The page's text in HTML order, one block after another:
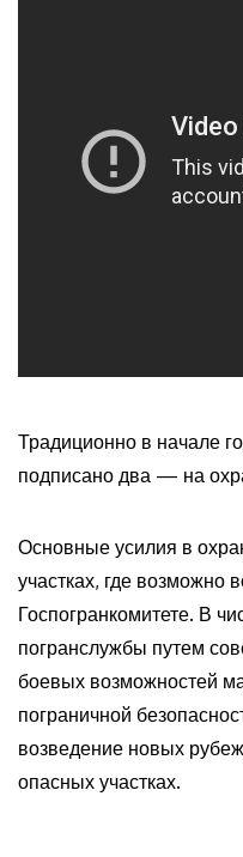
Традиционно в начале
подписано два — на
Основные усилия в
участках, где возможно
Госпогранкомитете. В
погранслужбы путем
боевых возможностей
пограничной
возведение новых
опасных участках.